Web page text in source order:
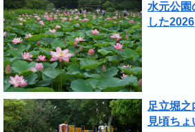
水元公園
した2026
足立堀之
見頃ち